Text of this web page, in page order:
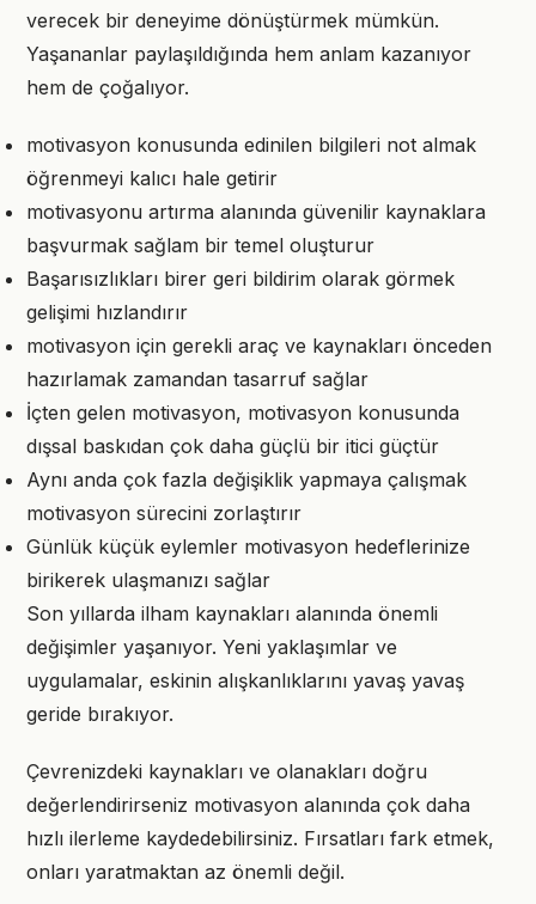
verecek bir deneyime dönüştürmek mümkün.
Yaşananlar paylaşıldığında hem anlam kazanıyor
hem de çoğalıyor.
motivasyon konusunda edinilen bilgileri not almak
öğrenmeyi kalıcı hale getirir
motivasyonu artırma alanında güvenilir kaynaklara
başvurmak sağlam bir temel oluşturur
Başarısızlıkları birer geri bildirim olarak görmek
gelişimi hızlandırır
motivasyon için gerekli araç ve kaynakları önceden
hazırlamak zamandan tasarruf sağlar
İçten gelen motivasyon, motivasyon konusunda
dışsal baskıdan çok daha güçlü bir itici güçtür
Aynı anda çok fazla değişiklik yapmaya çalışmak
motivasyon sürecini zorlaştırır
Günlük küçük eylemler motivasyon hedeflerinize
birikerek ulaşmanızı sağlar
Son yıllarda ilham kaynakları alanında önemli
değişimler yaşanıyor. Yeni yaklaşımlar ve
uygulamalar, eskinin alışkanlıklarını yavaş yavaş
geride bırakıyor.
Çevrenizdeki kaynakları ve olanakları doğru
değerlendirirseniz motivasyon alanında çok daha
hızlı ilerleme kaydedebilirsiniz. Fırsatları fark etmek,
onları yaratmaktan az önemli değil.